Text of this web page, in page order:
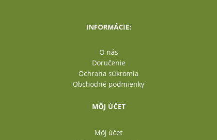
INFORMÁCIE:
O nás
Doručenie
Ochrana súkromia
Obchodné podmienky
MÔJ ÚČET
Môj účet